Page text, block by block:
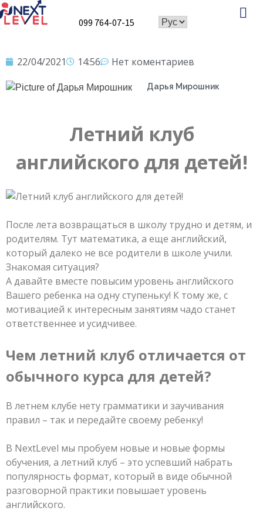
099 764-07-15
22/04/2021 14:56 Нет коментариев
Дарья Мирошник
Летний клуб
английского для детей!
После лета возвращаться в школу трудно и детям, и
родителям. Тут математика, а еще английский,
который далеко не все родители в школе учили.
Знакомая ситуация?
А давайте вместе повысим уровень английского
Вашего ребенка на одну ступеньку! К тому же, с
мотивацией к интересным занятиям чадо станет
ответственнее и усидчивее.
Чем летний клуб отличается от
обычного курса для детей?
В летнем клубе нету грамматики и заучивания
правил – так и передайте своему ребенку!
В NextLevel мы пробуем новые и новые формы
обучения, а летний клуб – это успевший набрать
популярность формат, который в виде обычной
разговорной практики повышает уровень
английского.